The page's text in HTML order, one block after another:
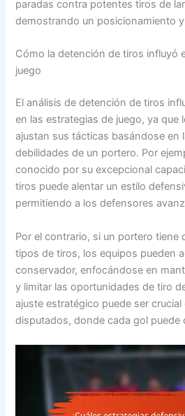
paradas contra potentes tiros de
demostrando un posicionamiento
Cómo la detención de tiros influyó
juego
El análisis de detención de tiros
en las estrategias de juego, ya que
ajustan sus tácticas basándose en
debilidades de un portero. Por
conocido por su excepcional
tiros puede alentar un estilo
permitiendo a los defensores
Por el contrario, si un portero tiene
tipos de tiros, los equipos pueden
conservador, enfocándose en
y limitar las oportunidades de tiro
ajuste estratégico puede ser
disputados, donde cada gol puede